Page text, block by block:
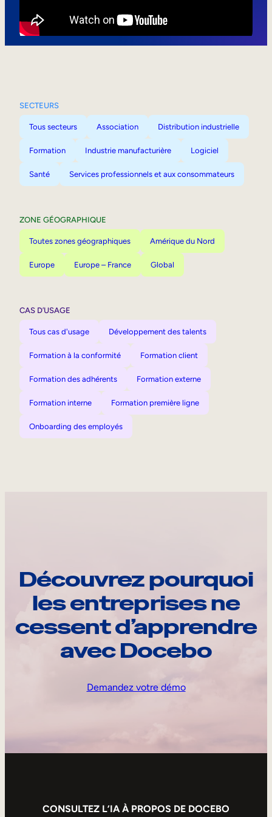
SECTEURS
Tous secteurs Association Distribution industrielle
Formation Industrie manufacturière Logiciel
Santé Services professionnels et aux consommateurs
ZONE GÉOGRAPHIQUE
Toutes zones géographiques Amérique du Nord
Europe Europe – France Global
CAS D’USAGE
Tous cas d'usage Développement des talents
Formation à la conformité Formation client
Formation des adhérents Formation externe
Formation interne Formation première ligne
Onboarding des employés
Découvrez pourquoi
les entreprises ne
cessent d’apprendre
avec Docebo
Demandez votre démo
CONSULTEZ L’IA À PROPOS DE DOCEBO